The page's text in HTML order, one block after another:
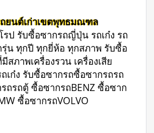
ยนต์เก่าเขตพุทธมณฑล
ป รับซื้อซากรถญี่ปุ่น รถเก๋ง รถ
รุ่น ทุกปี ทุกยี่ห้อ ทุกสภาพ รับซื้อ
สภาพเครื่องรวน เครื่องเสีย
เก๋ง รับซื้อซากรถซื้อซากรถรถ
ถรถตู้ ซื้อซากรถBENZ ซื้อซาก
ซื้อซากรถVOLVO